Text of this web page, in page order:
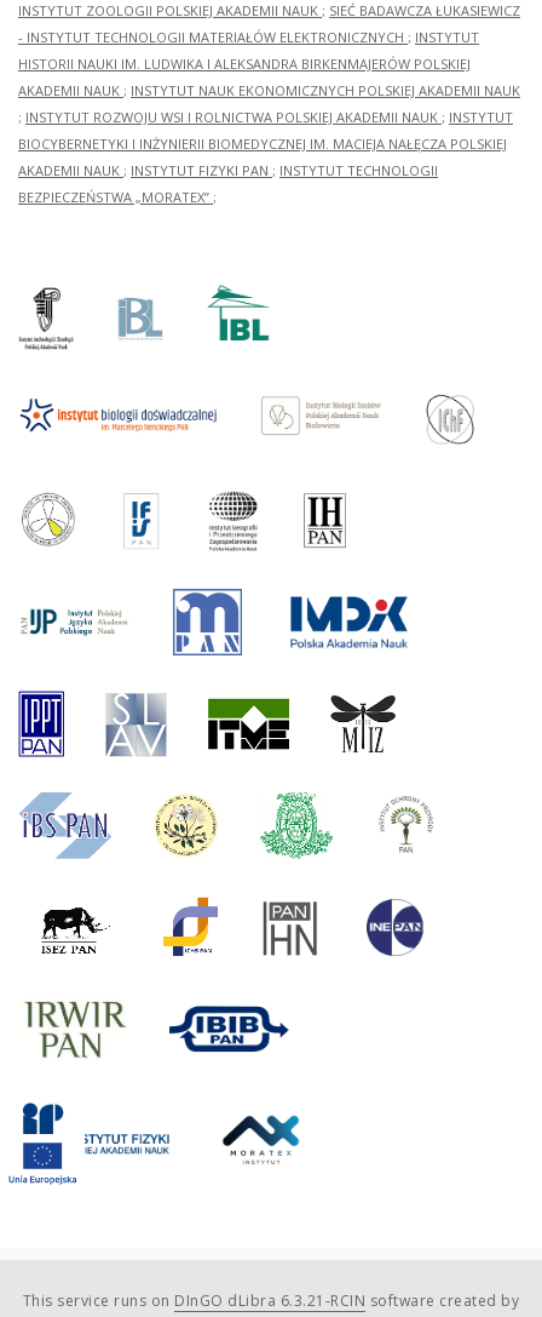
INSTYTUT ZOOLOGII POLSKIEJ AKADEMII NAUK ; SIEĆ BADAWCZA ŁUKASIEWICZ
- INSTYTUT TECHNOLOGII MATERIAŁÓW ELEKTRONICZNYCH ; INSTYTUT
HISTORII NAUKI IM. LUDWIKA I ALEKSANDRA BIRKENMAJERÓW POLSKIEJ
AKADEMII NAUK ; INSTYTUT NAUK EKONOMICZNYCH POLSKIEJ AKADEMII NAUK
; INSTYTUT ROZWOJU WSI I ROLNICTWA POLSKIEJ AKADEMII NAUK ; INSTYTUT
BIOCYBERNETYKI I INŻYNIERII BIOMEDYCZNEJ IM. MACIEJA NAŁĘCZA POLSKIEJ
AKADEMII NAUK ; INSTYTUT FIZYKI PAN ; INSTYTUT TECHNOLOGII
BEZPIECZEŃSTWA „MORATEX” ;
This service runs on DInGO dLibra 6.3.21-RCIN software created by